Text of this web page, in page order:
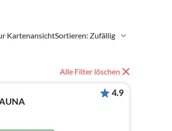
KartenansichtSortieren: Zufällig
Alle Filter löschen
4.9